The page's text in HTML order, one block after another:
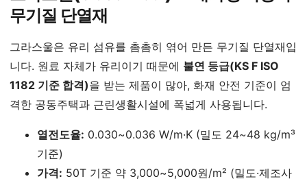
무기질 단열재
그라스울은 유리 섬유를 촘촘히 엮어 만든 무기질 단열재입
니다. 원료 자체가 유리이기 때문에 불연 등급(KS F ISO
1182 기준 합격)을 받는 제품이 많아, 화재 안전 기준이 엄
격한 공동주택과 근린생활시설에 폭넓게 사용됩니다.
열전도율: 0.030~0.036 W/m·K (밀도 24~48 kg/m³
기준)
가격: 50T 기준 약 3,000~5,000원/m² (밀도·제조사